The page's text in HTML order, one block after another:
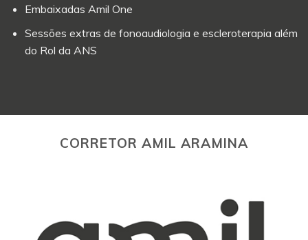
Embaixadas Amil One
Sessões extras de fonoaudiologia e escleroterapia além
do Rol da ANS
CORRETOR AMIL ARAMINA